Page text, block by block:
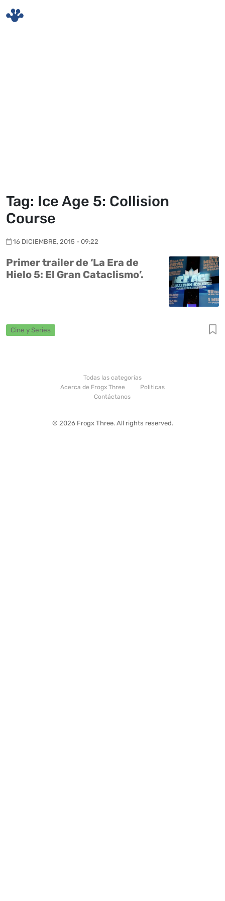
Tag: Ice Age 5: Collision
Course
16 DICIEMBRE, 2015 - 09:22
Primer trailer de ‘La Era de
Hielo 5: El Gran Cataclismo’.
Cine y Series
Todas las categorías
Acerca de Frogx Three
Politicas
Contáctanos
© 2026 Frogx Three. All rights reserved.